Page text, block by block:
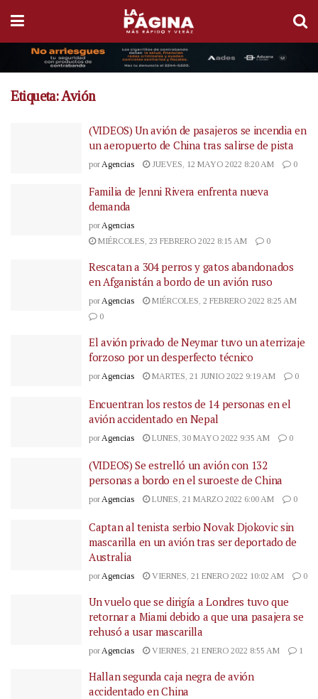
Etiqueta:Avión
(VIDEOS) Un avión de pasajeros se incendia en
un aeropuerto de China tras salirse de pista
por Agencias JUEVES, 12 MAYO 2022 8:20 AM 0
Familia de Jenni Rivera enfrenta nueva
demanda
porAgencias
MIÉRCOLES, 23 FEBRERO 2022 8:15 AM
0
Rescatan a 304 perros y gatos abandonados
en Afganistán a bordo de un avión ruso
porAgencias
MIÉRCOLES, 2 FEBRERO 2022 8:25 AM
0
El avión privado de Neymar tuvo un aterrizaje
forzoso por un desperfecto técnico
porAgencias MARTES, 21 JUNIO 2022 9:19 AM 0
Encuentran los restos de 14 personas en el
avión accidentado en Nepal
por Agencias LUNES, 30 MAYO 2022 9:35 AM 0
(VIDEOS) Se estrelló un avión con 132
personas a bordo en el suroeste de China
porAgencias LUNES, 21 MARZO 2022 6:00 AM 0
Captan al tenista serbio Novak Djokovic sin
mascarilla en un avión tras ser deportado de
Australia
por Agencias VIERNES, 21 ENERO 2022 10:02 AM 0
Un vuelo que se dirigía a Londres tuvo que
retornar a Miami debido a que una pasajera se
rehusó a usar mascarilla
por Agencias VIERNES, 21 ENERO 2022 8:55 AM 1
Hallan segunda caja negra de avión
accidentado en China